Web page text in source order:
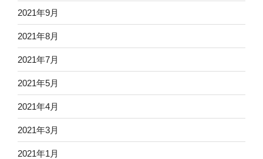
2021年9月
2021年8月
2021年7月
2021年5月
2021年4月
2021年3月
2021年1月